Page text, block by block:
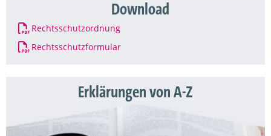
Download
Rechtsschutzordnung
Rechtsschutzformular
Erklärungen von A-Z